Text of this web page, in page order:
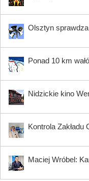
Olsztyn
Ponad 10 km
Nidzickie kino
Kontrola
Maciej Wróbel: